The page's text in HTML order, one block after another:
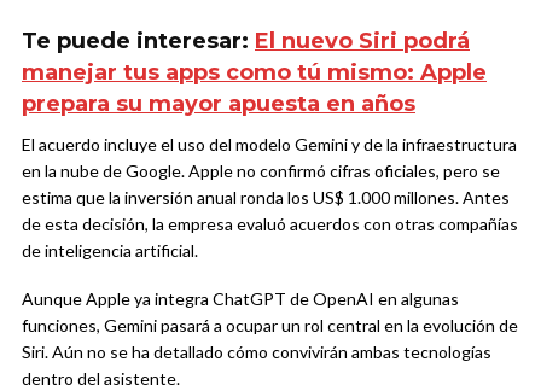
Te puede interesar: El nuevo Siri podrá
manejar tus apps como tú mismo: Apple
prepara su mayor apuesta en años
El acuerdo incluye el uso del modelo Gemini y de la infraestructura
en la nube de Google. Apple no confirmó cifras oficiales, pero se
estima que la inversión anual ronda los US$ 1.000 millones. Antes
de esta decisión, la empresa evaluó acuerdos con otras compañías
de inteligencia artificial.
Aunque Apple ya integra ChatGPT de OpenAI en algunas
funciones, Gemini pasará a ocupar un rol central en la evolución de
Siri. Aún no se ha detallado cómo convivirán ambas tecnologías
dentro del asistente.